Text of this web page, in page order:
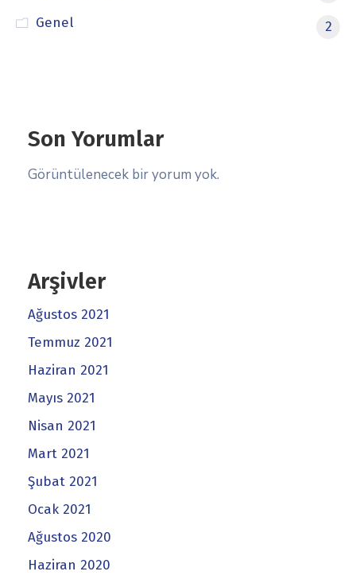
Genel
2
Son Yorumlar
Görüntülenecek bir yorum yok.
Arşivler
Ağustos 2021
Temmuz 2021
Haziran 2021
Mayıs 2021
Nisan 2021
Mart 2021
Şubat 2021
Ocak 2021
Ağustos 2020
Haziran 2020